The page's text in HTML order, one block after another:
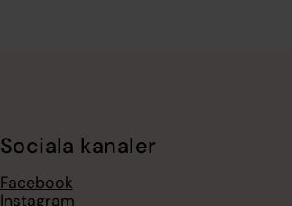
Sociala kanaler
Facebook
Instagram